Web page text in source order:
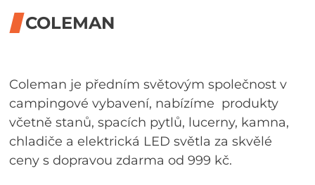
COLEMAN
Coleman je předním světovým společnost v
campingové vybavení, nabízíme produkty
včetně stanů, spacích pytlů, lucerny, kamna,
chladiče a elektrická LED světla za skvělé
ceny s dopravou zdarma od 999 kč.